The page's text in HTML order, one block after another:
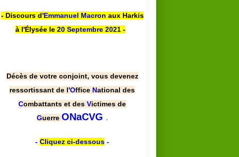
- Discours d'Emmanuel Macron aux Harkis
à l'Élysée le 20 Septembre 2021 -
Décès de votre conjoint, vous devenez
ressortissant de l'Office National des
Combattants et des Victimes de
Guerre ONaCVG .
- Cliquez ci-dessous -